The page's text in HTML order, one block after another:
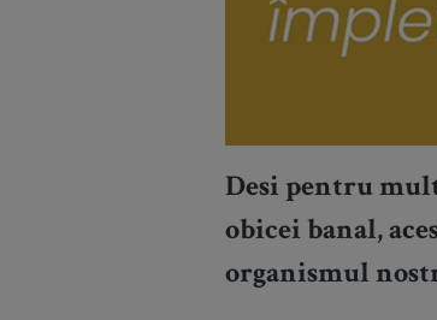
Desi pentru
obicei banal,
organismul